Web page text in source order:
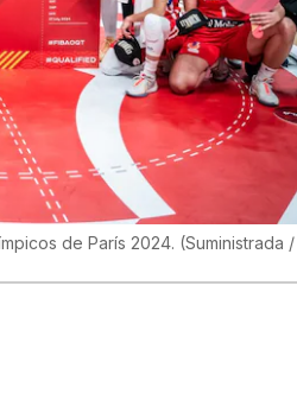
de París 2024. (Suministrada /